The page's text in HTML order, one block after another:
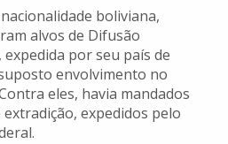
boliviana,
alvos de Difusão
por seu país de
envolvimento no
eles, havia mandados
expedidos pelo